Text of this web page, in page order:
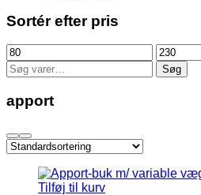
Sortér efter pris
Mindste
pris
Højeste
pris
Søg
efter:
Søg
apport
Tilføj til kurv